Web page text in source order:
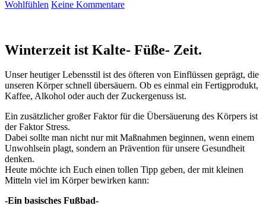
Wohlfühlen Keine Kommentare
Winterzeit ist Kalte- Füße- Zeit.
Unser heutiger Lebensstil ist des öfteren von Einflüssen geprägt, die
unseren Körper schnell übersäuern. Ob es einmal ein Fertigprodukt,
Kaffee, Alkohol oder auch der Zuckergenuss ist.
Ein zusätzlicher großer Faktor für die Übersäuerung des Körpers ist
der Faktor Stress.
Dabei sollte man nicht nur mit Maßnahmen beginnen, wenn einem
Unwohlsein plagt, sondern an Prävention für unsere Gesundheit
denken.
Heute möchte ich Euch einen tollen Tipp geben, der mit kleinen
Mitteln viel im Körper bewirken kann:
-Ein basisches Fußbad-